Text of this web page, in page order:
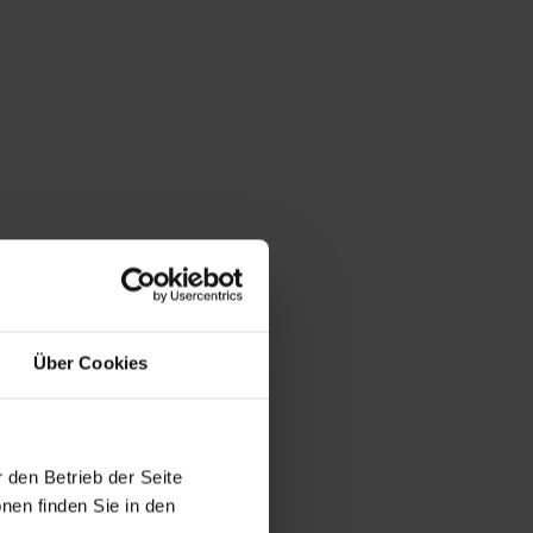
Über Cookies
Betrieb der Seite
finden Sie in den